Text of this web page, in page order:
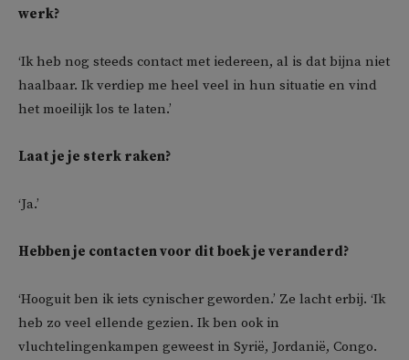
werk?
‘Ik heb nog steeds contact met iedereen, al is dat bijna niet
haalbaar. Ik verdiep me heel veel in hun situatie en vind
het moeilijk los te laten.’
Laat je je sterk raken?
‘Ja.’
Hebben je contacten voor dit boek je veranderd?
‘Hooguit ben ik iets cynischer geworden.’ Ze lacht erbij. ‘Ik
heb zo veel ellende gezien. Ik ben ook in
vluchtelingenkampen geweest in Syrië, Jordanië, Congo.